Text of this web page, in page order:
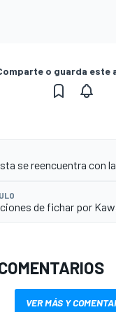
o guarda este
se reencuentra con
de fichar por
VER MÁS Y